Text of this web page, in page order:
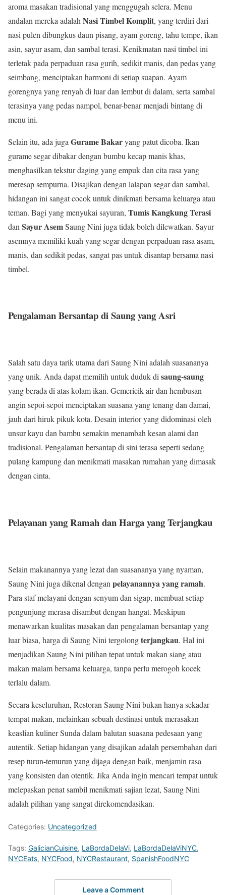
aroma masakan tradisional yang menggugah selera. Menu
andalan mereka adalah Nasi Timbel Komplit, yang terdiri dari
nasi pulen dibungkus daun pisang, ayam goreng, tahu tempe, ikan
asin, sayur asam, dan sambal terasi. Kenikmatan nasi timbel ini
terletak pada perpaduan rasa gurih, sedikit manis, dan pedas yang
seimbang, menciptakan harmoni di setiap suapan. Ayam
gorengnya yang renyah di luar dan lembut di dalam, serta sambal
terasinya yang pedas nampol, benar-benar menjadi bintang di
menu ini.
Selain itu, ada juga Gurame Bakaryang patut dicoba. Ikan
gurame segar dibakar dengan bumbu kecap manis khas,
menghasilkan tekstur daging yang empuk dan cita rasa yang
meresap sempurna. Disajikan dengan lalapan segar dan sambal,
hidangan ini sangat cocok untuk dinikmati bersama keluarga atau
teman. Bagi yang menyukai sayuran, Tumis Kangkung Terasi
dan Sayur AsemSaung Nini juga tidak boleh dilewatkan. Sayur
asemnya memiliki kuah yang segar dengan perpaduan rasa asam,
manis, dan sedikit pedas, sangat pas untuk disantap bersama nasi
timbel.
Pengalaman Bersantap di Saung yang Asri
Salah satu daya tarik utama dari Saung Nini adalah suasananya
yang unik. Anda dapat memilih untuk duduk di saung-saung
yang berada di atas kolam ikan. Gemericik air dan hembusan
angin sepoi-sepoi menciptakan suasana yang tenang dan damai,
jauh dari hiruk pikuk kota. Desain interior yang didominasi oleh
unsur kayu dan bambu semakin menambah kesan alami dan
tradisional. Pengalaman bersantap di sini terasa seperti sedang
pulang kampung dan menikmati masakan rumahan yang dimasak
dengan cinta.
Pelayanan yang Ramah dan Harga yang Terjangkau
Selain makanannya yang lezat dan suasananya yang nyaman,
Saung Nini juga dikenal dengan pelayanannya yang ramah.
Para staf melayani dengan senyum dan sigap, membuat setiap
pengunjung merasa disambut dengan hangat. Meskipun
menawarkan kualitas masakan dan pengalaman bersantap yang
luar biasa, harga di Saung Nini tergolongterjangkau. Hal ini
menjadikan Saung Nini pilihan tepat untuk makan siang atau
makan malam bersama keluarga, tanpa perlu merogoh kocek
terlalu dalam.
Secara keseluruhan, Restoran Saung Nini bukan hanya sekadar
tempat makan, melainkan sebuah destinasi untuk merasakan
keaslian kuliner Sunda dalam balutan suasana pedesaan yang
autentik. Setiap hidangan yang disajikan adalah persembahan dari
resep turun-temurun yang dijaga dengan baik, menjamin rasa
yang konsisten dan otentik. Jika Anda ingin mencari tempat untuk
melepaskan penat sambil menikmati sajian lezat, Saung Nini
adalah pilihan yang sangat direkomendasikan.
Categories: Uncategorized
Tags: GalicianCuisine, LaBordaDelaVi, LaBordaDelaViNYC,
NYCEats, NYCFood, NYCRestaurant, SpanishFoodNYC
Leave a Comment